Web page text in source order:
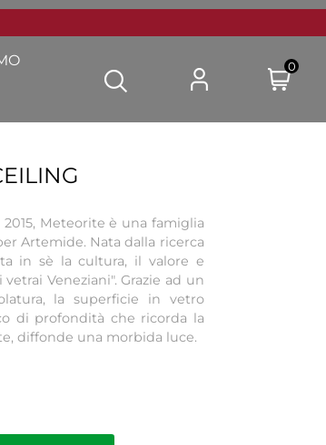
0
Meteorite è una famiglia
Artemide. Nata dalla ricerca
in sè la cultura, il valore e
Veneziani". Grazie ad un
la superficie in vetro
di profondità che ricorda la
diffonde una morbida luce.